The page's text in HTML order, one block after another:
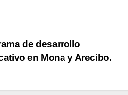
de desarrollo
en Mona y Arecibo.